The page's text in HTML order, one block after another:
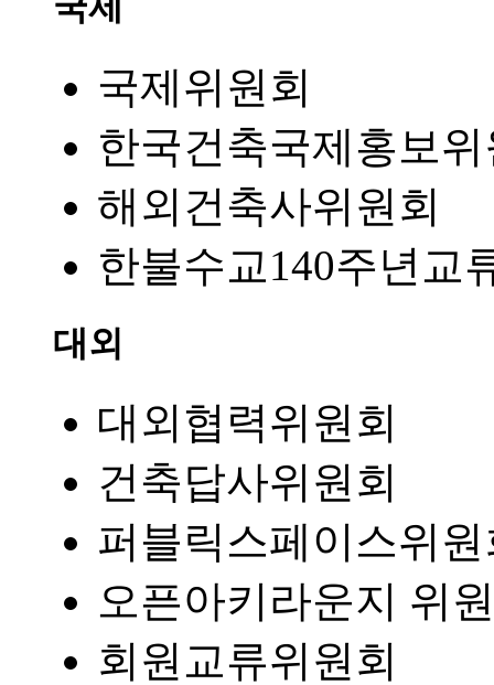
국제위원회
한국건축국제홍보
해외건축사위원회
한불수교140주년교
대외
대외협력위원회
건축답사위원회
퍼블릭스페이스위원
오픈아키라운지 위
회원교류위원회